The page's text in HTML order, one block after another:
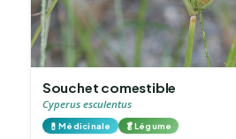
Souchet comestible
Cyperus esculentus
💊Médicinale 🥬Légume